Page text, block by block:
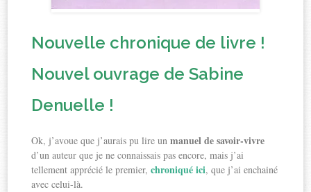
Nouvelle chronique de livre !
Nouvel ouvrage de Sabine
Denuelle !
Ok, j’avoue que j’aurais pu lire unmanuel de savoir-vivre
d’un auteur que je ne connaissais pas encore, mais j’ai
tellement apprécié le premier,chroniqué ici, que j’ai enchainé
avec celui-là.